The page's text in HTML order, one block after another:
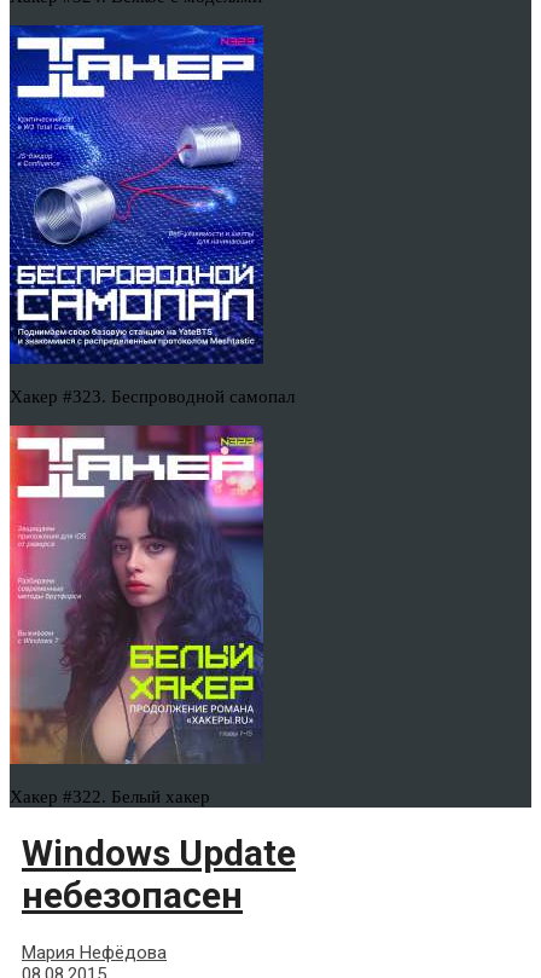
Хакер #323. Беспроводной самопал
Хакер #322. Белый хакер
Windows Update
небезопасен
Мария Нефёдова